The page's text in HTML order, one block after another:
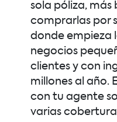
sola póliza,
comprarlas por
donde empieza
negocios
clientes y con
millones al año.
con tu agente
varias